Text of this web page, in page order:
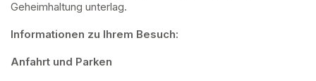
Geheimhaltung unterlag.
Informationen zu Ihrem Besuch:
Anfahrt und Parken